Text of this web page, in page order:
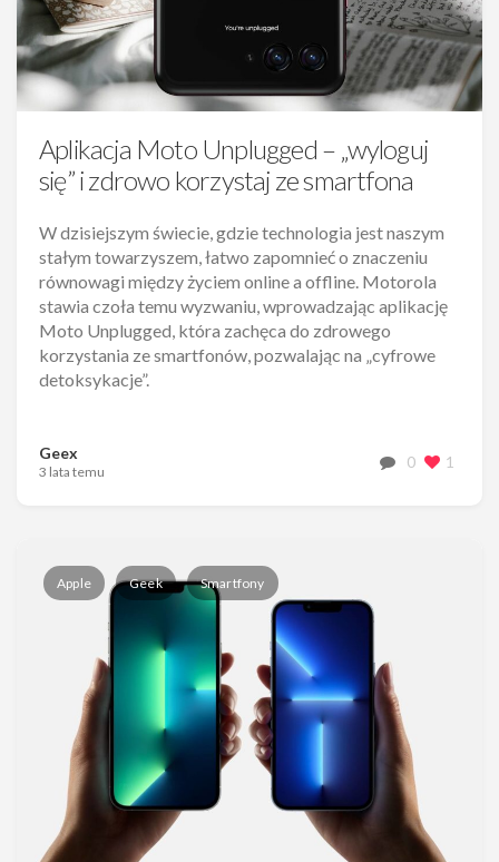
Aplikacja Moto Unplugged – „wyloguj
się” i zdrowo korzystaj ze smartfona
W dzisiejszym świecie, gdzie technologia jest naszym
stałym towarzyszem, łatwo zapomnieć o znaczeniu
równowagi między życiem online a offline. Motorola
stawia czoła temu wyzwaniu, wprowadzając aplikację
Moto Unplugged, która zachęca do zdrowego
korzystania ze smartfonów, pozwalając na „cyfrowe
detoksykacje”.
Geex
3 lata temu
0 1
Apple Geek Smartfony